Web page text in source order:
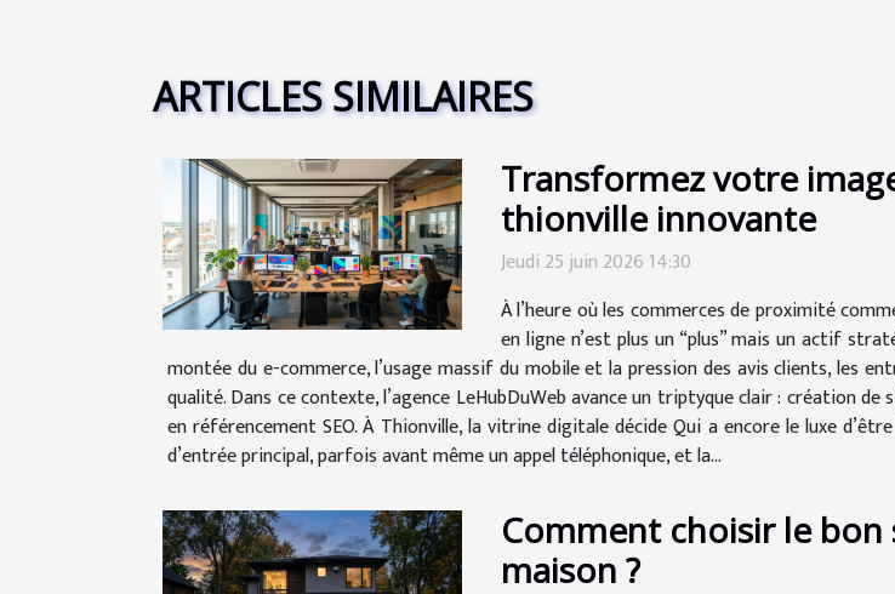
ARTICLES SIMILAIRES
Transformez votre
thionville innovante
Jeudi 25 juin 2026 14:30
À l’heure où les commerces de proximité
en ligne n’est plus un “plus” mais un actif
montée du e-commerce, l’usage massif du mobile et la pression des avis clients, les
qualité. Dans ce contexte, l’agence LeHubDuWeb avance un triptyque clair : création
en référencement SEO. À Thionville, la vitrine digitale décide Qui a encore le luxe
d’entrée principal, parfois avant même un appel téléphonique, et la...
Comment choisir le
maison ?